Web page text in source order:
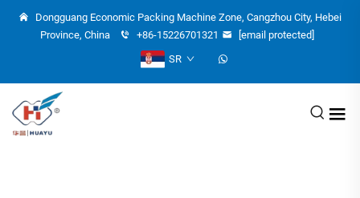
Dongguang Economic Packing Machine Zone, Cangzhou City, Hebei
Province, China
+86-15226701321
[email protected]
SR